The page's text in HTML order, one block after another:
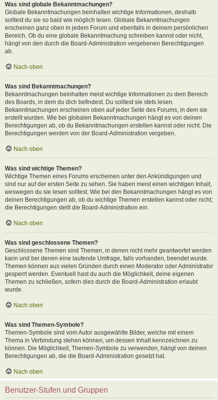
Was sind globale Bekanntmachungen?
Globale Bekanntmachungen beinhalten wichtige Informationen, deshalb
solltest du sie so bald wie möglich lesen. Globale Bekanntmachungen
erscheinen ganz oben in jedem Forum und ebenfalls in deinem persönlichen
Bereich. Ob du eine globale Bekanntmachung schreiben kannst oder nicht,
hängt von den durch die Board-Administration vergebenen Berechtigungen
ab.
Nach oben
Was sind Bekanntmachungen?
Bekanntmachungen beinhalten meist wichtige Informationen zu dem Bereich
des Boards, in dem du dich befindest. Du solltest sie stets lesen.
Bekanntmachungen erscheinen oben auf jeder Seite des Forums, in dem sie
erstellt wurden. Wie bei globalen Bekanntmachungen hängt es von deinen
Berechtigungen ab, ob du Bekanntmachungen erstellen kannst oder nicht. Die
Berechtigungen werden von der Board-Administration vergeben.
Nach oben
Was sind wichtige Themen?
Wichtige Themen eines Forums erscheinen unter den Ankündigungen und
sind nur auf der ersten Seite zu sehen. Sie haben meist einen wichtigen Inhalt,
weswegen du sie lesen solltest. Wie bei den Bekanntmachungen hängt es von
deinen Berechtigungen ab, ob du wichtige Themen erstellen kannst oder nicht;
die Berechtigungen stellt die Board-Administration ein.
Nach oben
Was sind geschlossene Themen?
Geschlossene Themen sind Themen, in denen nicht mehr geantwortet werden
kann und bei denen eine laufende Umfrage, falls vorhanden, beendet wurde.
Themen können aus vielen Gründen durch einen Moderator oder Administrator
gesperrt werden. Eventuell hast du auch die Möglichkeit, deine eigenen
Themen zu schließen, sofern dies durch die Board-Administration erlaubt
wurde.
Nach oben
Was sind Themen-Symbole?
Themen-Symbole sind vom Autor ausgewählte Bilder, welche mit einem
Thema in Verbindung stehen können, um dessen Inhalt kennzeichnen zu
können. Die Möglichkeit, Themen-Symbole zu verwenden, hängt von deinen
Berechtigungen ab, die die Board-Administration gesetzt hat.
Nach oben
Benutzer-Stufen und Gruppen